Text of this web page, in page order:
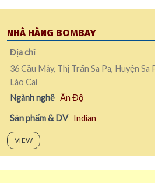
NHÀ HÀNG BOMBAY
Địa chỉ
36 Cầu Mây, Thị Trấn Sa Pa, Huyện Sa
Lào Cai
Ngành nghề Ấn Độ
Sản phẩm & DV Indian
VIEW